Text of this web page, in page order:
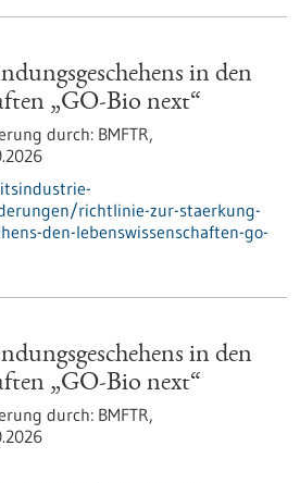
in den
„GO-Bio next“
durch: BMFTR,
richtlinie-zur-staerkung-
den-lebenswissenschaften-go-
in den
„GO-Bio next“
durch: BMFTR,